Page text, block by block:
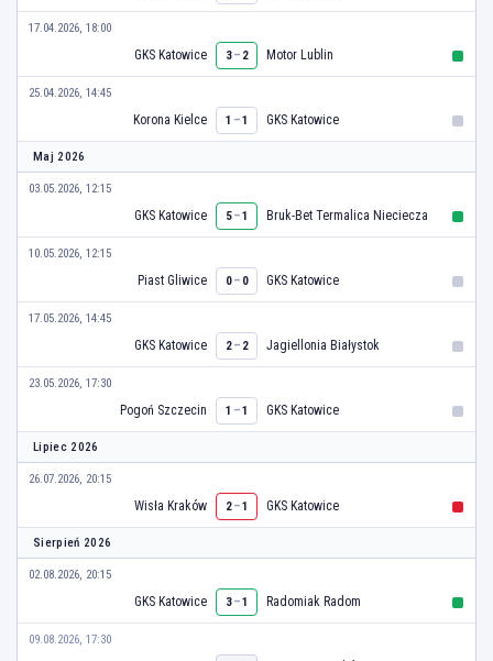
17.04.2026, 18:00
GKS Katowice 3– 2 Motor Lublin
25.04.2026, 14:45
Korona Kielce 1 –1 GKS Katowice
Maj 2026
03.05.2026, 12:15
GKS Katowice 5–1 Bruk-Bet Termalica Nieciecza
10.05.2026, 12:15
Piast Gliwice 0– 0 GKS Katowice
17.05.2026, 14:45
GKS Katowice 2– 2 Jagiellonia Białystok
23.05.2026, 17:30
Pogoń Szczecin 1 –1 GKS Katowice
Lipiec 2026
26.07.2026, 20:15
Wisła Kraków 2–1 GKS Katowice
Sierpień 2026
02.08.2026, 20:15
GKS Katowice 3–1 Radomiak Radom
09.08.2026, 17:30